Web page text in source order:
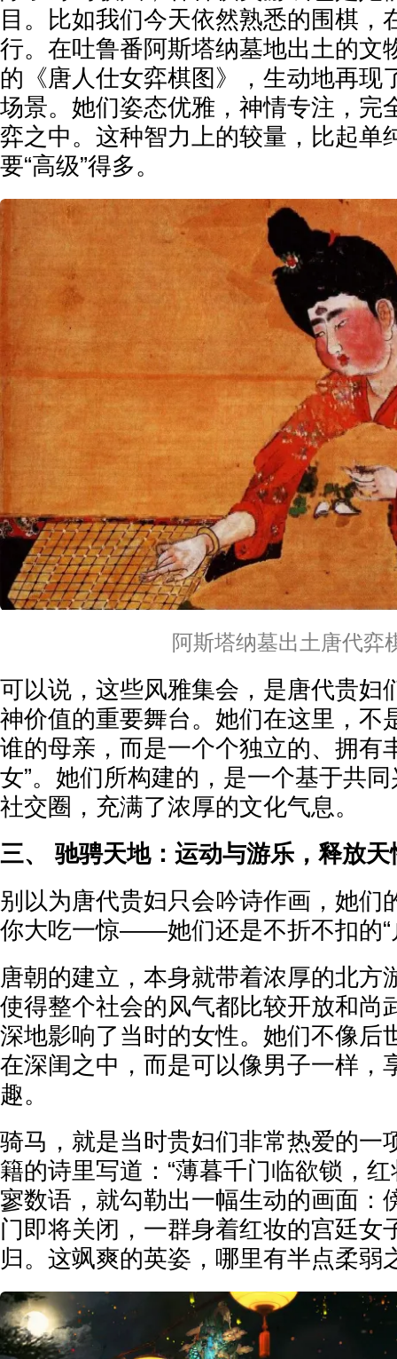
目。比如我们今天依然熟悉的围棋，
行。在吐鲁番阿斯塔纳墓地出土的文
的《唐人仕女弈棋图》，生动地再现
场景。她们姿态优雅，神情专注，完
弈之中。这种智力上的较量，比起单
要“高级”得多。
阿斯塔纳墓出土唐代弈
可以说，这些风雅集会，是唐代贵妇
神价值的重要舞台。她们在这里，不
谁的母亲，而是一个个独立的、拥有
女”。她们所构建的，是一个基于共
社交圈，充满了浓厚的文化气息。
三、 驰骋天地：运动与游乐，释放
别以为唐代贵妇只会吟诗作画，她们
你大吃一惊——她们还是不折不扣的“
唐朝的建立，本身就带着浓厚的北方
使得整个社会的风气都比较开放和尚
深地影响了当时的女性。她们不像后
在深闺之中，而是可以像男子一样，
趣。
骑马，就是当时贵妇们非常热爱的一
籍的诗里写道：“薄暮千门临欲锁，
寥数语，就勾勒出一幅生动的画面：
门即将关闭，一群身着红妆的宫廷女
归。这飒爽的英姿，哪里有半点柔弱